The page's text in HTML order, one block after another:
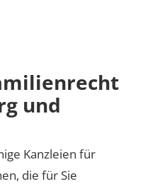
und
Kanzleien für
die für Sie